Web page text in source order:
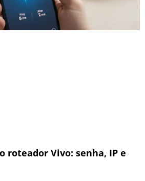
roteador Vivo: senha, IP e